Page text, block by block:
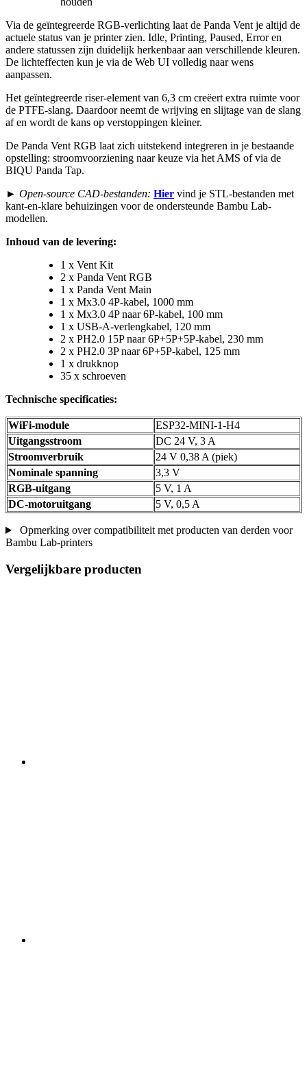
Via de geïntegreerde RGB-verlichting laat de Panda Vent je altijd de
actuele status van je printer zien. Idle, Printing, Paused, Error en
andere statussen zijn duidelijk herkenbaar aan verschillende kleuren.
De lichteffecten kun je via de Web UI volledig naar wens
aanpassen.
Het geïntegreerde riser-element van 6,3 cm creëert extra ruimte voor
de PTFE-slang. Daardoor neemt de wrijving en slijtage van de slang
af en wordt de kans op verstoppingen kleiner.
De Panda Vent RGB laat zich uitstekend integreren in je bestaande
opstelling: stroomvoorziening naar keuze via het AMS of via de
BIQU Panda Tap.
► Open-source CAD-bestanden: Hier vind je STL-bestanden met
kant-en-klare behuizingen voor de ondersteunde Bambu Lab-
modellen.
Inhoud van de levering:
1 x Vent Kit
2 x Panda Vent RGB
1 x Panda Vent Main
1 x Mx3.0 4P-kabel, 1000 mm
1 x Mx3.0 4P naar 6P-kabel, 100 mm
1 x USB-A-verlengkabel, 120 mm
2 x PH2.0 15P naar 6P+5P+5P-kabel, 230 mm
2 x PH2.0 3P naar 6P+5P-kabel, 125 mm
1 x drukknop
35 x schroeven
Technische specificaties:
WiFi-module
ESP32-MINI-1-H4
Uitgangsstroom
DC 24 V, 3 A
Stroomverbruik
24 V 0,38 A (piek)
Nominale spanning
3,3 V
RGB-uitgang
5 V, 1 A
DC-motoruitgang
5 V, 0,5 A
Opmerking over compatibiliteit met producten van derden voor
Bambu Lab-printers
Vergelijkbare producten